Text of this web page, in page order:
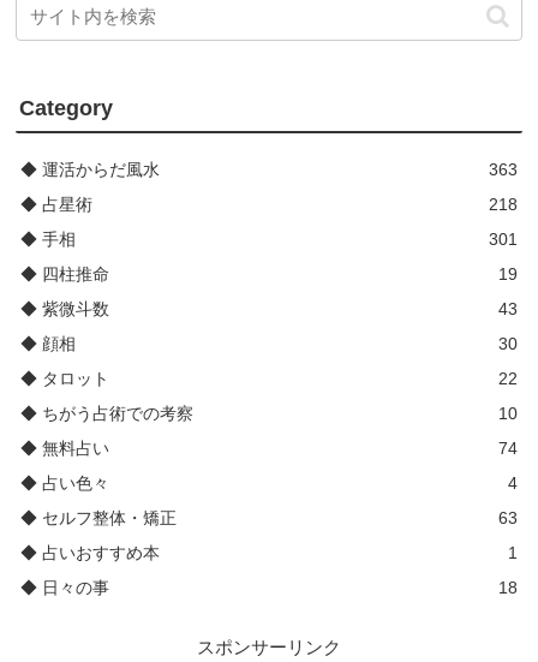
Category
◆ 運活からだ風水
363
◆ 占星術
218
◆ 手相
301
◆ 四柱推命
19
◆ 紫微斗数
43
◆ 顔相
30
◆ タロット
22
◆ ちがう占術での考察
10
◆ 無料占い
74
◆ 占い色々
4
◆ セルフ整体・矯正
63
◆ 占いおすすめ本
1
◆ 日々の事
18
スポンサーリンク